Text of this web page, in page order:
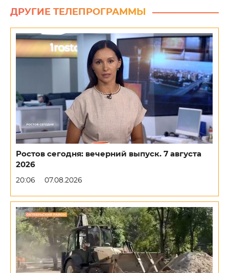
ДРУГИЕ ТЕЛЕПРОГРАММЫ
Ростов сегодня: вечерний выпуск. 7 августа
2026
20:06 07.08.2026